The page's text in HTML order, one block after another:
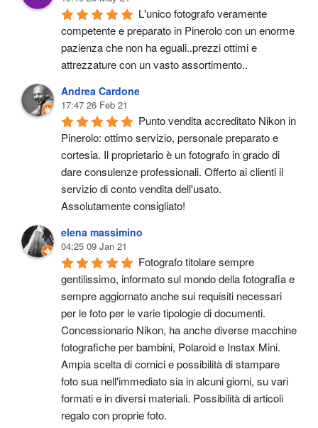
L'unico fotografo veramente
competente e preparato in Pinerolo con un enorme
pazienza che non ha eguali..prezzi ottimi e
attrezzature con un vasto assortimento..
Andrea Cardone
17:47 26 Feb 21
Punto vendita accreditato Nikon in
Pinerolo: ottimo servizio, personale preparato e
cortesia. Il proprietario è un fotografo in grado di
dare consulenze professionali. Offerto ai clienti il
servizio di conto vendita dell'usato.
Assolutamente consigliato!
elena massimino
04:25 09 Jan 21
Fotografo titolare sempre
gentilissimo, informato sul mondo della fotografia e
sempre aggiornato anche sui requisiti necessari
per le foto per le varie tipologie di documenti.
Concessionario Nikon, ha anche diverse macchine
fotografiche per bambini, Polaroid e Instax Mini.
Ampia scelta di cornici e possibilità di stampare
foto sua nell'immediato sia in alcuni giorni, su vari
formati e in diversi materiali. Possibilità di articoli
regalo con proprie foto.